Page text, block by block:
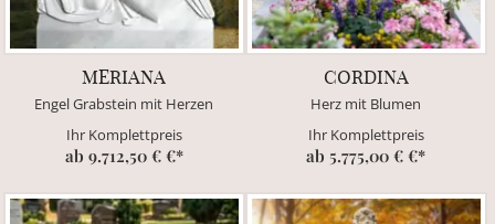
MERIANA
Engel Grabstein mit Herzen
Ihr Komplettpreis
ab 9.712,50 € €*
CORDINA
Herz mit Blumen
Ihr Komplettpreis
ab 5.775,00 € €*